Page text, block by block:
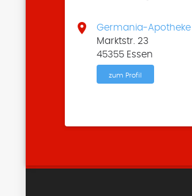

Germania-Apotheke
Marktstr. 23
45355 Essen
zum Profil